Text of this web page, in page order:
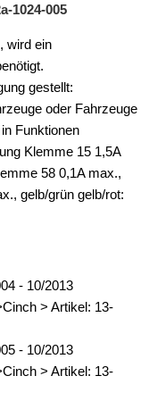
1024-005
wird ein
gestellt:
oder Fahrzeuge
Funktionen
Klemme 15 1,5A
58 0,1A max.,
gelb/grün gelb/rot:
- 10/2013
> Artikel: 13-
- 10/2013
> Artikel: 13-